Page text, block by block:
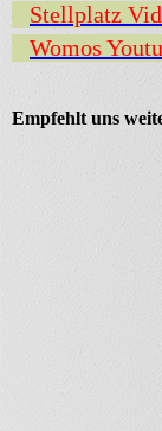
Stellplatz
Womos
Empfehlt uns